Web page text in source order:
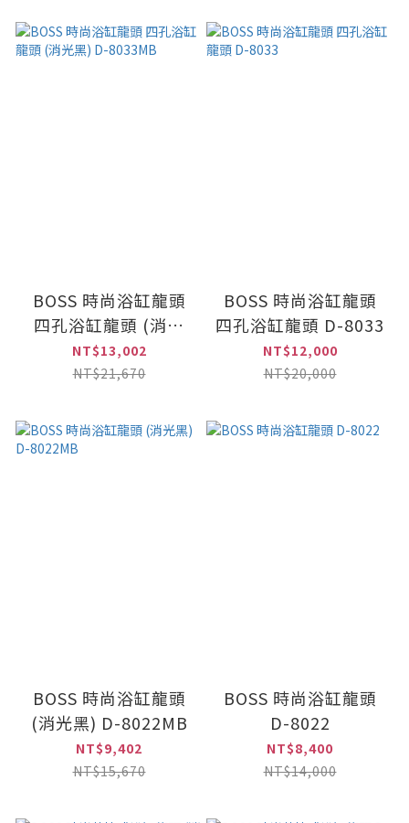
BOSS 時尚浴缸龍頭
四孔浴缸龍頭 (消光
黑) D-8033MB
NT$13,002
NT$21,670
BOSS 時尚浴缸龍頭
四孔浴缸龍頭 D-8033
NT$12,000
NT$20,000
BOSS 時尚浴缸龍頭
(消光黑) D-8022MB
NT$9,402
NT$15,670
BOSS 時尚浴缸龍頭
D-8022
NT$8,400
NT$14,000